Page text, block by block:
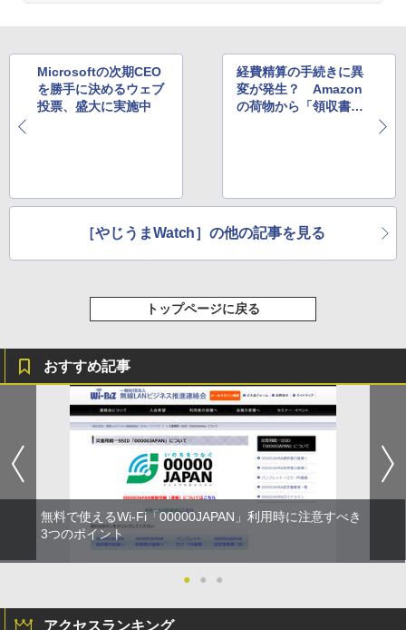
Microsoftの次期CEO
を勝手に決めるウェブ
投票、盛大に実施中
経費精算の手続きに異
変が発生？ Amazon
の荷物から「領収書」
［やじうまWatch］の他の記事を見る
トップページに戻る
おすすめ記事
無料で使えるWi-Fi「00000JAPAN」利用時に注意すべき
3つのポイント
● ● ●
アクセスランキング